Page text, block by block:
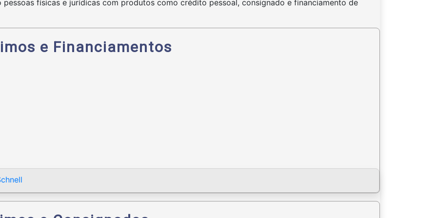
físicas e jurídicas com produtos como crédito pessoal, consignado e financiamento de
e Financiamentos